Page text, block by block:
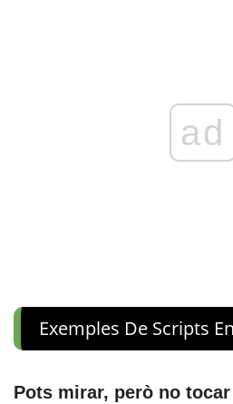
ad
Exemples De Scripts
Pots mirar, però no tocar